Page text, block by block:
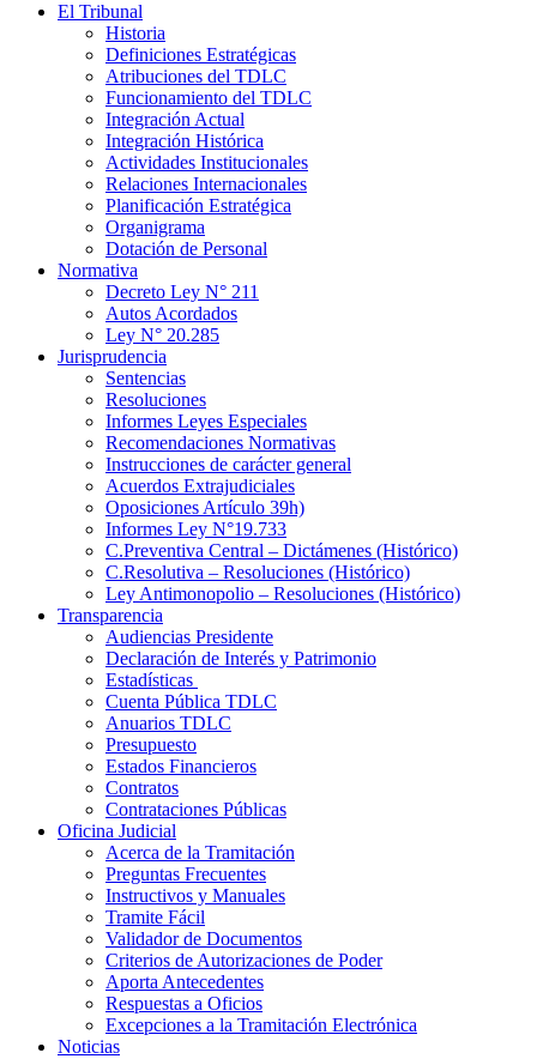
El Tribunal
Historia
Definiciones Estratégicas
Atribuciones del TDLC
Funcionamiento del TDLC
Integración Actual
Integración Histórica
Actividades Institucionales
Relaciones Internacionales
Planificación Estratégica
Organigrama
Dotación de Personal
Normativa
Decreto Ley N° 211
Autos Acordados
Ley N° 20.285
Jurisprudencia
Sentencias
Resoluciones
Informes Leyes Especiales
Recomendaciones Normativas
Instrucciones de carácter general
Acuerdos Extrajudiciales
Oposiciones Artículo 39h)
Informes Ley N°19.733
C.Preventiva Central – Dictámenes (Histórico)
C.Resolutiva – Resoluciones (Histórico)
Ley Antimonopolio – Resoluciones (Histórico)
Transparencia
Audiencias Presidente
Declaración de Interés y Patrimonio
Estadísticas
Cuenta Pública TDLC
Anuarios TDLC
Presupuesto
Estados Financieros
Contratos
Contrataciones Públicas
Oficina Judicial
Acerca de la Tramitación
Preguntas Frecuentes
Instructivos y Manuales
Tramite Fácil
Validador de Documentos
Criterios de Autorizaciones de Poder
Aporta Antecedentes
Respuestas a Oficios
Excepciones a la Tramitación Electrónica
Noticias